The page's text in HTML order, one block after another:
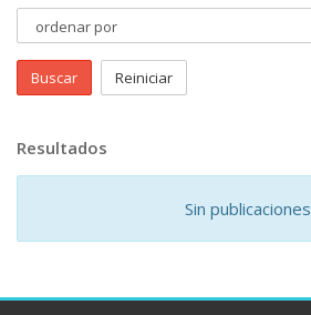
Buscar Reiniciar
Resultados
Sin publicaciones